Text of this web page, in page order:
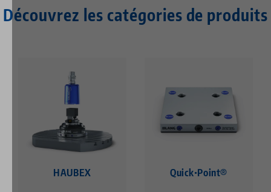
Découvrez les catégories de produits
HAUBEX Quick•Point®